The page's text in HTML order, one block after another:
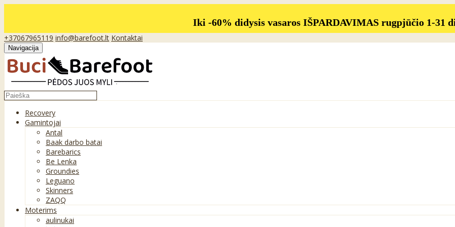
Iki -60% didysis vasaros IŠPARDAVIMAS rugpjūčio 1-31
+37067965119 info@barefoot.lt Kontaktai
Navigacija
Recovery
Gamintojai
Antal
Baak darbo batai
Barebarics
Be Lenka
Groundies
Leguano
Skinners
ZAQQ
Moterims
aulinukai